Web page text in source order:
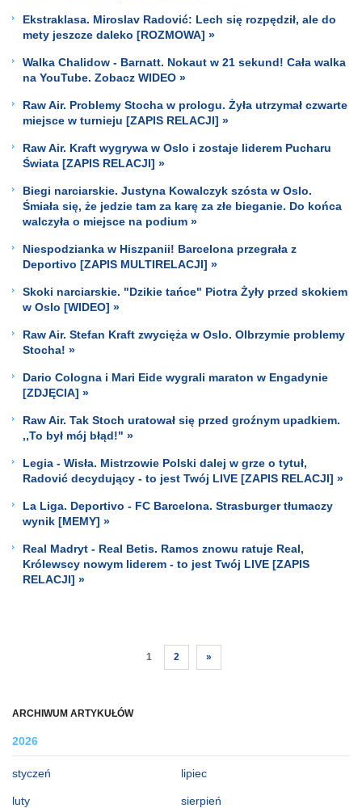
ARCHIWUM ARTYKUŁÓW
2026
styczeń
luty
lipiec
sierpień
Ekstraklasa. Miroslav Radović: Lech się rozpędził, ale do
mety jeszcze daleko [ROZMOWA] »
Walka Chalidow - Barnatt. Nokaut w 21 sekund! Cała walka
na YouTube. Zobacz WIDEO »
Raw Air. Problemy Stocha w prologu. Żyła utrzymał czwarte
miejsce w turnieju [ZAPIS RELACJI] »
Raw Air. Kraft wygrywa w Oslo i zostaje liderem Pucharu
Świata [ZAPIS RELACJI] »
Biegi narciarskie. Justyna Kowalczyk szósta w Oslo.
Śmiała się, że jedzie tam za karę za złe bieganie. Do końca
walczyła o miejsce na podium »
Niespodzianka w Hiszpanii! Barcelona przegrała z
Deportivo [ZAPIS MULTIRELACJI] »
Skoki narciarskie. "Dzikie tańce" Piotra Żyły przed skokiem
w Oslo [WIDEO] »
Raw Air. Stefan Kraft zwycięża w Oslo. Olbrzymie problemy
Stocha! »
Dario Cologna i Mari Eide wygrali maraton w Engadynie
[ZDJĘCIA] »
Raw Air. Tak Stoch uratował się przed groźnym upadkiem.
,,To był mój błąd!" »
Legia - Wisła. Mistrzowie Polski dalej w grze o tytuł,
Radović decydujący - to jest Twój LIVE [ZAPIS RELACJI] »
La Liga. Deportivo - FC Barcelona. Strasburger tłumaczy
wynik [MEMY] »
Real Madryt - Real Betis. Ramos znowu ratuje Real,
Królewscy nowym liderem - to jest Twój LIVE [ZAPIS
RELACJI] »
1 2 »